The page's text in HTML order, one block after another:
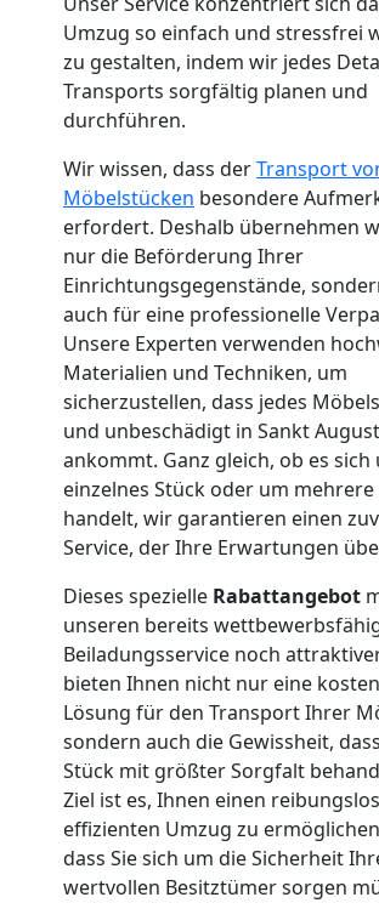
Umzug so einfach und stressfrei
zu gestalten, indem wir jedes
Transports sorgfältig planen und
durchführen.
Wir wissen, dass derTransport
Möbelstücken besondere
erfordert. Deshalb übernehmen
nur die Beförderung Ihrer
Einrichtungsgegenstände,
auch für eine professionelle
Unsere Experten verwenden
Materialien und Techniken, um
sicherzustellen, dass jedes
und unbeschädigt in Sankt
ankommt. Ganz gleich, ob es sich
einzelnes Stück oder um
handelt, wir garantieren einen
Service, der Ihre Erwartungen
Dieses spezielle Rabattangebot
unseren bereits
Beiladungsservice noch
bieten Ihnen nicht nur eine
Lösung für den Transport Ihrer
sondern auch die Gewissheit,
Stück mit größter Sorgfalt
Ziel ist es, Ihnen einen
effizienten Umzug zu
dass Sie sich um die Sicherheit
wertvollen Besitztümer sorgen
Küchenumzug
Feldkirch
Umzug
und
Lagerung
Feldkirch
Full-
Service-
Umzug
Feldkirch
Qualitäts-
Umzüge
Feldkirch